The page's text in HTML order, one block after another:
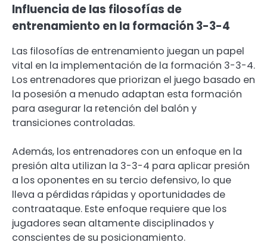
Influencia de las filosofías de
entrenamiento en la formación 3-3-4
Las filosofías de entrenamiento juegan un papel
vital en la implementación de la formación 3-3-4.
Los entrenadores que priorizan el juego basado en
la posesión a menudo adaptan esta formación
para asegurar la retención del balón y
transiciones controladas.
Además, los entrenadores con un enfoque en la
presión alta utilizan la 3-3-4 para aplicar presión
a los oponentes en su tercio defensivo, lo que
lleva a pérdidas rápidas y oportunidades de
contraataque. Este enfoque requiere que los
jugadores sean altamente disciplinados y
conscientes de su posicionamiento.